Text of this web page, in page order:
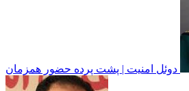
دوئل امنیت | پشت پرده حضور همزمان